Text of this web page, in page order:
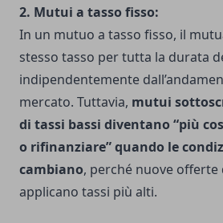
2. Mutui a tasso fisso:
In un mutuo a tasso fisso, il
stesso tasso per tutta la durata
indipendentemente
mercato. Tuttavia, mutui
di tassi bassi diventano “più
o rifinanziare” quando le
cambiano, perché nuove offerte
applicano tassi più alti.